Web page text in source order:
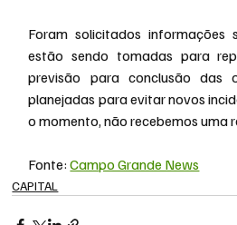
Foram solicitados informações
estão sendo tomadas para
previsão para conclusão das
planejadas para evitar novos
o momento, não recebemos uma
Fonte: Campo Grande News
CAPITAL